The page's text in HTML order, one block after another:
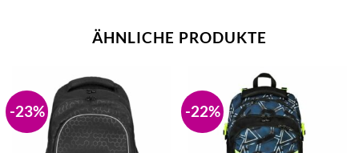
ÄHNLICHE PRODUKTE
-23% -22%